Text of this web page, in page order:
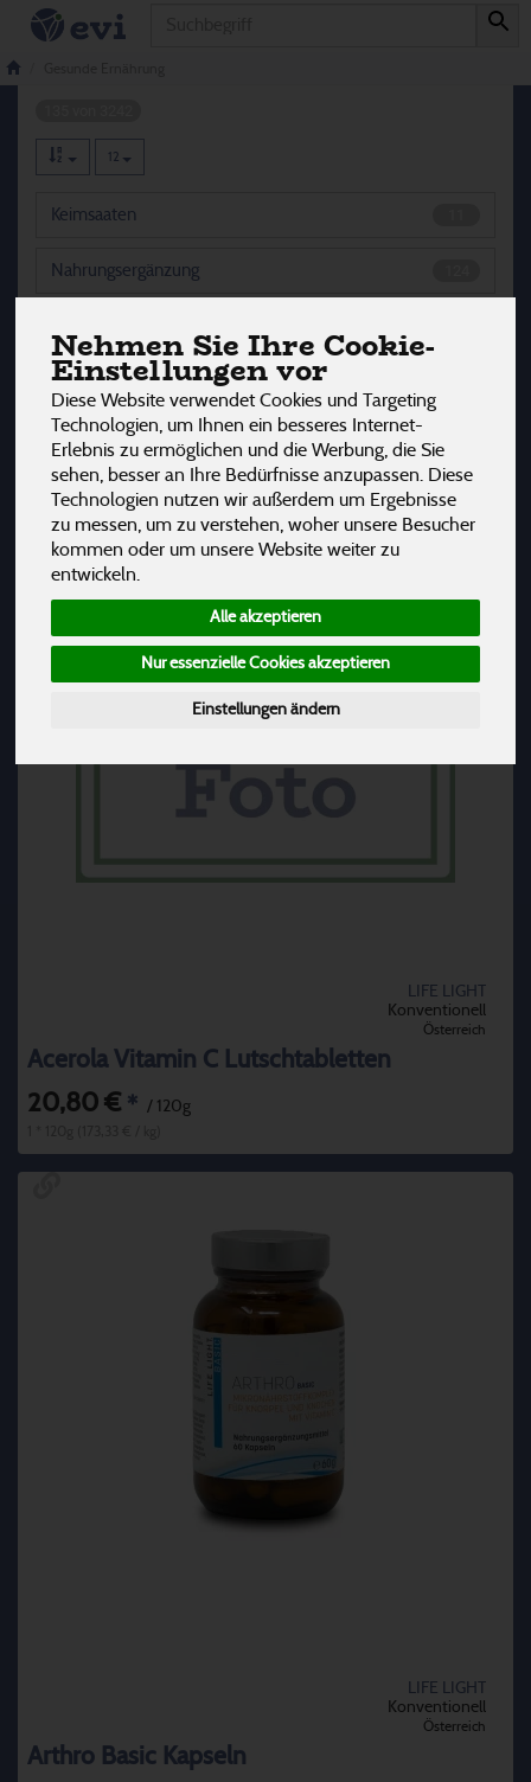
Nehmen Sie Ihre Cookie-
Einstellungen vor
Diese Website verwendet Cookies und Targeting
Technologien, um Ihnen ein besseres Internet-
Erlebnis zu ermöglichen und die Werbung, die Sie
sehen, besser an Ihre Bedürfnisse anzupassen. Diese
Technologien nutzen wir außerdem um Ergebnisse
zu messen, um zu verstehen, woher unsere Besucher
kommen oder um unsere Website weiter zu
entwickeln.
Alle akzeptieren
Nur essenzielle Cookies akzeptieren
Einstellungen ändern
Gesunde Ernährung
12
Keimsaaten
Nahrungsergänzung
Hersteller Ernährung
LIFE LIGHT
Konventionell
Österreich
Acerola Vitamin C Lutschtabletten
20,80 € * / 120g
LIFE LIGHT
Konventionell
Österreich
Arthro Basic Kapseln